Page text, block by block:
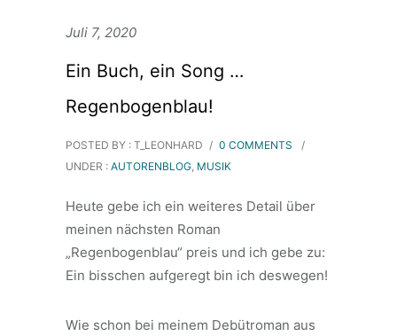
Juli 7, 2020
Ein Buch, ein Song …
Regenbogenblau!
POSTED BY : T_LEONHARD / 0 COMMENTS
/
UNDER : AUTORENBLOG, MUSIK
Heute gebe ich ein weiteres Detail über
meinen nächsten Roman
„Regenbogenblau“ preis und ich gebe zu:
Ein bisschen aufgeregt bin ich deswegen!
Wie schon bei meinem Debütroman aus